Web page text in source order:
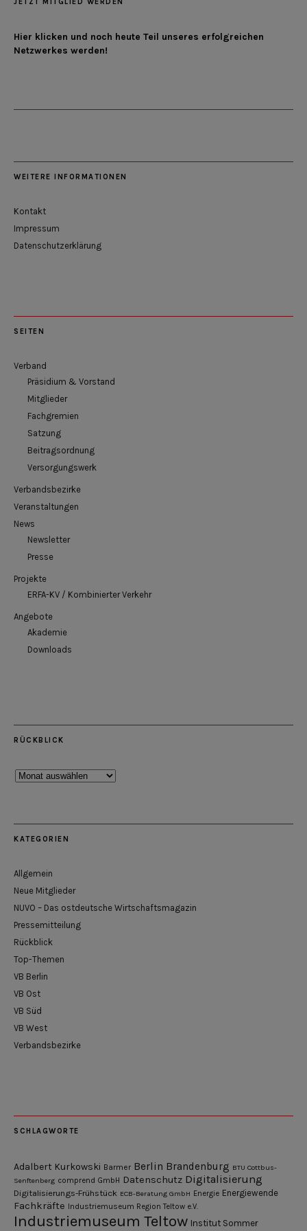
JETZT MITGLIED WERDEN
Hier klicken und noch heute Teil unseres erfolgreichen
Netzwerkes werden!
WEITERE INFORMATIONEN
Kontakt
Impressum
Datenschutzerklärung
SEITEN
Verband
Präsidium & Vorstand
Mitglieder
Fachgremien
Satzung
Beitragsordnung
Versorgungswerk
Verbandsbezirke
Veranstaltungen
News
Newsletter
Presse
Projekte
ERFA-KV / Kombinierter Verkehr
Angebote
Akademie
Downloads
RÜCKBLICK
Rückblick
KATEGORIEN
Allgemein
Neue Mitglieder
NUVO – Das ostdeutsche Wirtschaftsmagazin
Pressemitteilung
Rückblick
Top-Themen
VB Berlin
VB Ost
VB Süd
VB West
Verbandsbezirke
SCHLAGWORTE
Adalbert Kurkowski Barmer Berlin Brandenburg BTU Cottbus-
Senftenberg comprend GmbH Datenschutz Digitalisierung
Digitalisierungs-Frühstück ECB-Beratung GmbH Energie Energiewende
Fachkräfte Industriemuseum Region Teltow e.V.
Industriemuseum Teltow Institut Sommer